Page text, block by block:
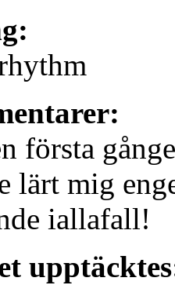
första
lärt mig
iallafall!